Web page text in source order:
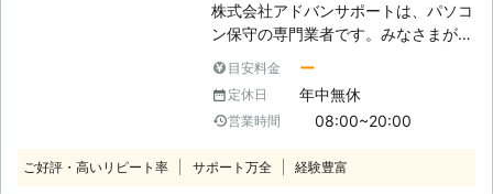
ービスの魅力】 弊社には、お客さま
に選ばれる理由があります。 ●サポ
ート歴15年を活かしてインターネッ
トのトラブルを解決！快適なネット環
境へ 初めてパソコンの購入をしたと
ットの接続をどうやったらいいのか頭
を抱える方が多いかと思います。イン
株式会社アドバンサポートは、パソコ
ン保守の専門業者です。みなさまがパ
点検・カスタマイズなどによってサポ
ートしています。 パソコンをこれか
ら使いたい方から、現在使っているけ
パソコン修理業者をお探しならお気軽
目安料金 ー
定休日 年中無休
営業時間 08:00~20:00
ご好評・高いリピート率 サポート万全 経験豊富